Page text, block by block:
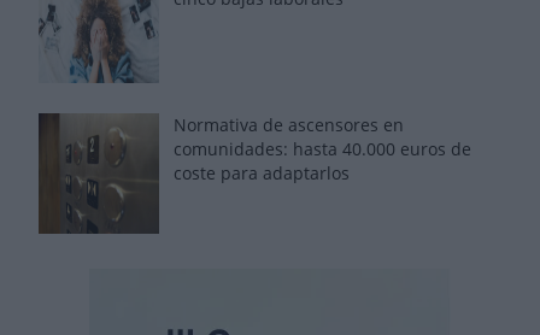
Normativa de ascensores en
comunidades: hasta 40.000 euros de
coste para adaptarlos